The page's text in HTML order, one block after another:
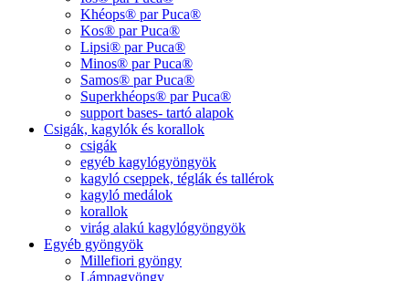
Khéops® par Puca®
Kos® par Puca®
Lipsi® par Puca®
Minos® par Puca®
Samos® par Puca®
Superkhéops® par Puca®
support bases- tartó alapok
Csigák, kagylók és korallok
csigák
egyéb kagylógyöngyök
kagyló cseppek, téglák és tallérok
kagyló medálok
korallok
virág alakú kagylógyöngyök
Egyéb gyöngyök
Millefiori gyöngy
Lámpagyöngy